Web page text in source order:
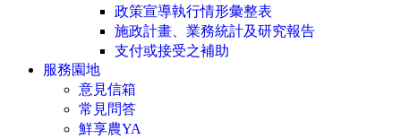
政策宣導執行情形彙整表
施政計畫、業務統計及研究報告
支付或接受之補助
服務園地
意見信箱
常見問答
鮮享農YA